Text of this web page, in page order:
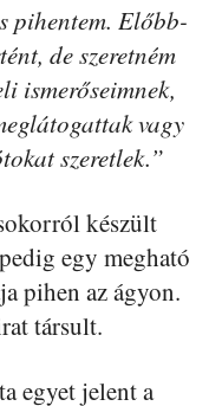
pihentem. Előbb-
de szeretném
ismerőseimnek,
vagy
szeretlek.”
készült
egy megható
pihen az ágyon.
társult.
egyet jelent a